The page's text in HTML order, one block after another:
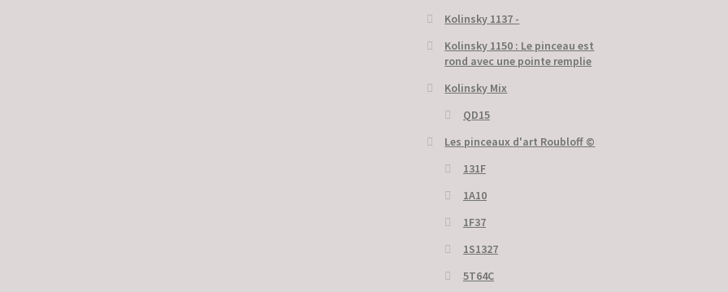
Kolinsky 1137 -
Kolinsky 1150 : Le pinceau est
rond avec une pointe remplie
Kolinsky Mix
QD15
Les pinceaux d'art Roubloff ©
131F
1A10
1F37
1S1327
5T64C